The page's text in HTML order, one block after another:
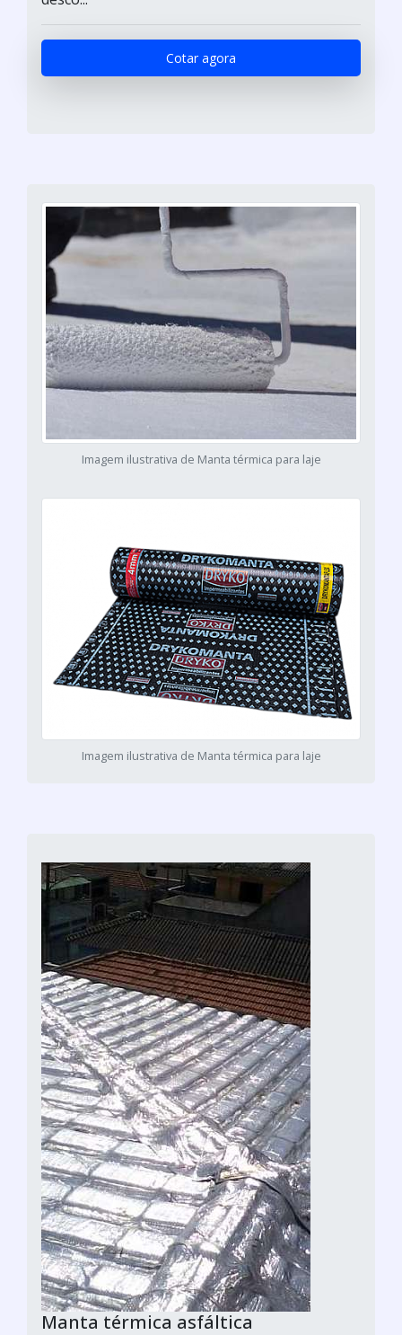
Cotar agora
Imagem ilustrativa de Manta térmica para laje
Imagem ilustrativa de Manta térmica para laje
Manta térmica asfáltica